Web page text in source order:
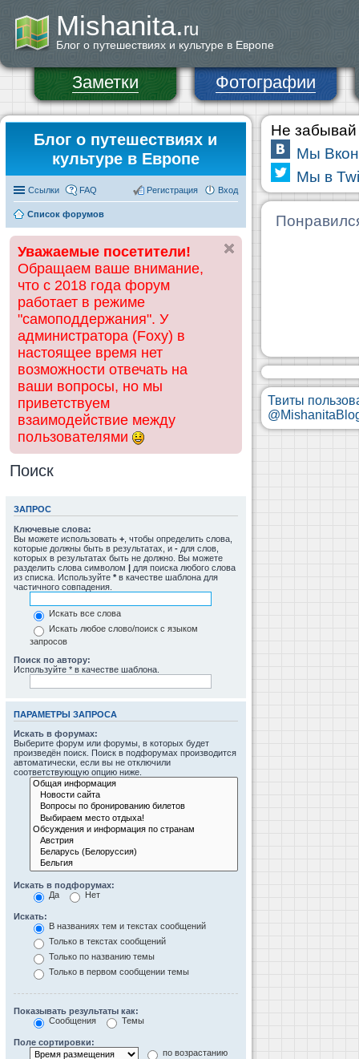
Mishanita.ru
Блог о путешествиях и культуре в Европе
Заметки Фотографии
Блог о путешествиях и
культуре в Европе
Ссылки FAQ Вход
Регистрация
Список форумов
Уважаемые посетители!
Обращаем ваше внимание,
что с 2018 года форум
работает в режиме
"самоподдержания". У
администратора (Foxy) в
настоящее время нет
возможности отвечать на
ваши вопросы, но мы
приветствуем
взаимодействие между
пользователями
Поиск
ЗАПРОС
Ключевые слова:
Вы можете использовать + , чтобы определить слова,
которые должны быть в результатах, и - для слов,
которых в результатах быть не должно. Вы можете
разделить слова символом | для поиска любого слова
из списка. Используйте * в качестве шаблона для
частичного совпадения.
Искать все слова
Искать любое слово/поиск с языком
запросов
Поиск по автору:
Используйте * в качестве шаблона.
ПАРАМЕТРЫ ЗАПРОСА
Искать в форумах:
Выберите форум или форумы, в которых будет
произведён поиск. Поиск в подфорумах производится
автоматически, если вы не отключили
соответствующую опцию ниже.
Искать в подфорумах:
Да
Нет
Искать:
В названиях тем и текстах сообщений
Только в текстах сообщений
Только по названию темы
Только в первом сообщении темы
Показывать результаты как:
Сообщения
Темы
Поле сортировки:
по возрастанию
Не забывай
Мы
Мы в
Твиты